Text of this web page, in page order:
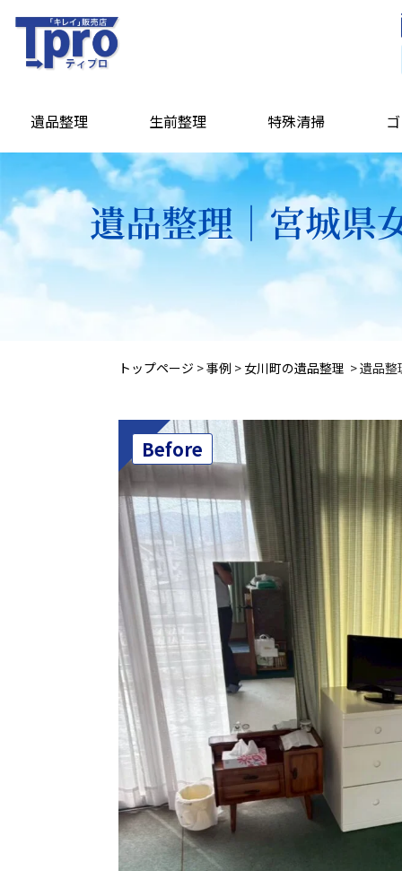
遺品整理 生前整理 特殊清掃
遺品整理｜宮城県
トップページ >事例 > 女川町の遺品整理 >遺品整
Before